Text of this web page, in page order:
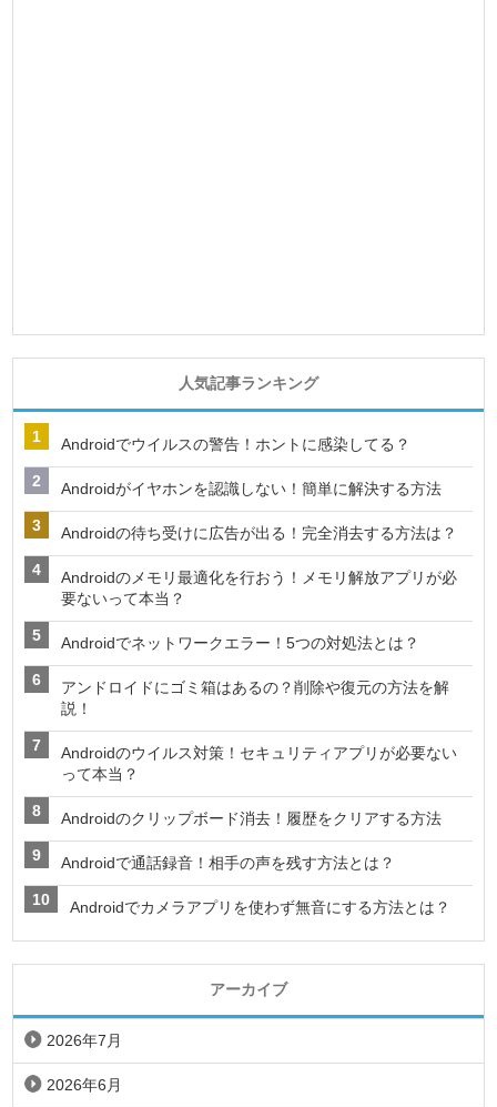
人気記事ランキング
Androidでウイルスの警告！ホントに感染してる？
Androidがイヤホンを認識しない！簡単に解決する方法
Androidの待ち受けに広告が出る！完全消去する方法は？
Androidのメモリ最適化を行おう！メモリ解放アプリが必
要ないって本当？
Androidでネットワークエラー！5つの対処法とは？
アンドロイドにゴミ箱はあるの？削除や復元の方法を解
説！
Androidのウイルス対策！セキュリティアプリが必要ない
って本当？
Androidのクリップボード消去！履歴をクリアする方法
Androidで通話録音！相手の声を残す方法とは？
Androidでカメラアプリを使わず無音にする方法とは？
アーカイブ
2026年7月
2026年6月